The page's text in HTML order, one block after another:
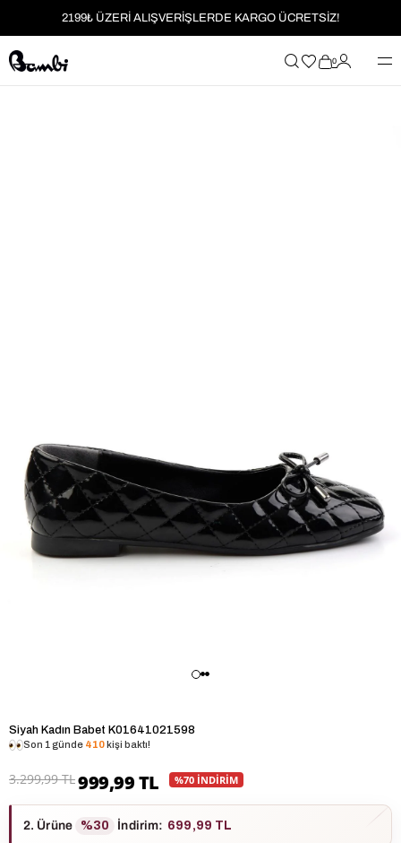
2199₺ ÜZERİ ALIŞVERİŞLERDE KARGO ÜCRETSİZ!
MOBİL UYGULAMAYA ÖZEL İLK ALIŞVERİŞİNİZE %5 İNDİRİM
0
Siyah Kadın Babet K01641021598
Son 1 günde 410kişi baktı!
3.299,99 TL999,99 TL %70 İNDİRİM
2. Ürüne %30 İndirim: 699,99 TL